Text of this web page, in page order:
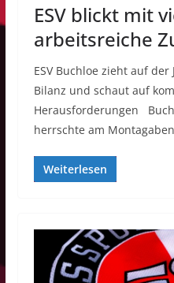
ESV blickt mit
arbeitsreiche
ESV Buchloe zieht auf
Bilanz und schaut auf
Herausforderungen
herrschte am
Weiterlesen